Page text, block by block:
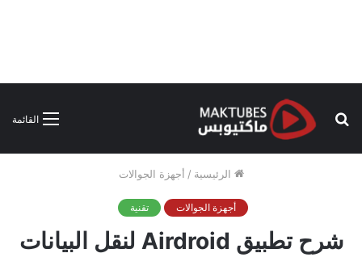
القائمة
بحث
الرئيسية / أجهزة الجوالات
أجهزة الجوالات تقنية
شرح تطبيق Airdroid لنقل البيانات